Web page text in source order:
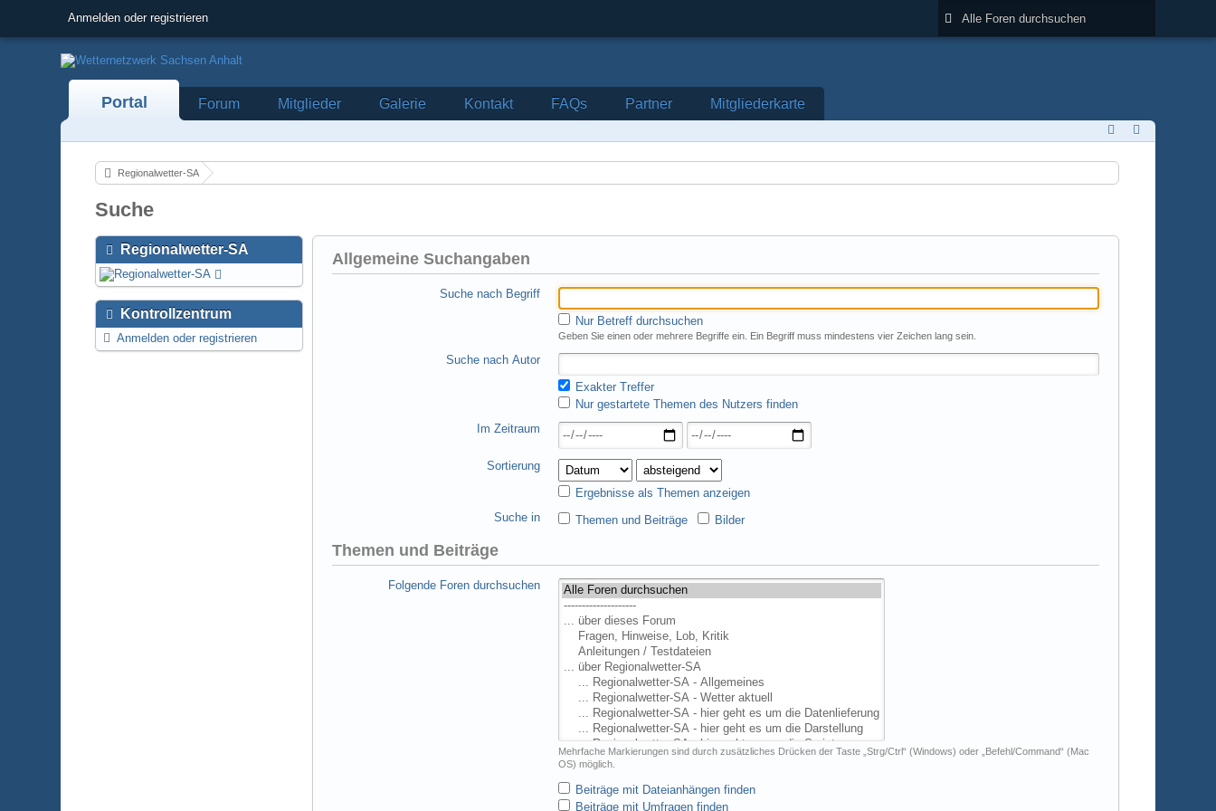
Anmelden oder registrieren
Portal Forum Mitglieder Galerie Kontakt FAQs Partner Mitgliederkarte
Regionalwetter-SA
Suche
Regionalwetter-SA
Kontrollzentrum
Anmelden oder registrieren
Allgemeine Suchangaben
Suche nach Begriff
Nur Betreff durchsuchen
Geben Sie einen oder mehrere Begriffe ein. Ein Begriff muss mindestens vier Zeichen lang sein.
Suche nach Autor
Exakter Treffer
Nur gestartete Themen des Nutzers finden
Im Zeitraum
Sortierung
Ergebnisse als Themen anzeigen
Suche in
Themen und Beiträge Bilder
Themen und Beiträge
Folgende Foren durchsuchen
Mehrfache Markierungen sind durch zusätzliches Drücken der Taste „Strg/Ctrl“ (Windows) oder „Befehl/Command“ (Mac
OS) möglich.
Beiträge mit Dateianhängen finden
Beiträge mit Umfragen finden